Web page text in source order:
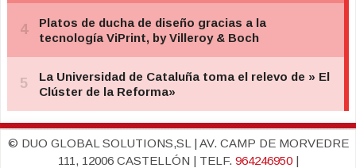
© DUO GLOBAL SOLUTIONS,SL | AV. CAMP DE MORVEDRE
111, 12006 CASTELLÓN | TELF. 964246950|